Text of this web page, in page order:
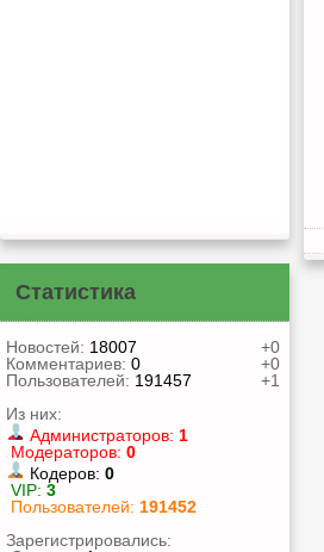
Статистика
+0
Новостей: 18007
+0
Комментариев: 0
+1
Пользователей: 191457
Из них:
Администраторов: 1
Модераторов: 0
Кодеров: 0
VIP: 3
Пользователей: 191452
Зарегистрировались: